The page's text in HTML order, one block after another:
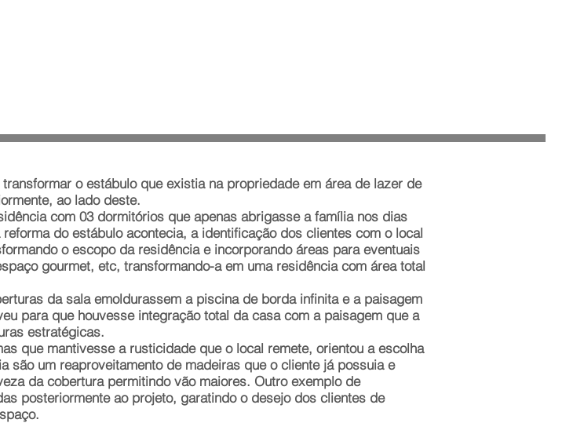
o estábulo que existia na propriedade em área de lazer de
ao lado deste.
com 03 dormitórios que apenas abrigasse a família nos dias
reforma do estábulo acontecia, a identificação dos clientes com o local
o escopo da residência e incorporando áreas para eventuais
gourmet, etc, transformando-a em uma residência com área total
da sala emoldurassem a piscina de borda infinita e a paisagem
para que houvesse integração total da casa com a paisagem que a
estratégicas.
que mantivesse a rusticidade que o local remete, orientou a escolha
são um reaproveitamento de madeiras que o cliente já possuia e
da cobertura permitindo vão maiores. Outro exemplo de
posteriormente ao projeto, garatindo o desejo dos clientes de